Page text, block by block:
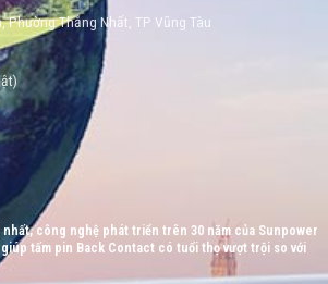
Phường Thắng Nhất, TP Vũng Tàu
nhất, công nghệ phát triển trên 30 năm của Sunpower
giúp tấm pin Back Contact có tuổi thọ vượt trội so với